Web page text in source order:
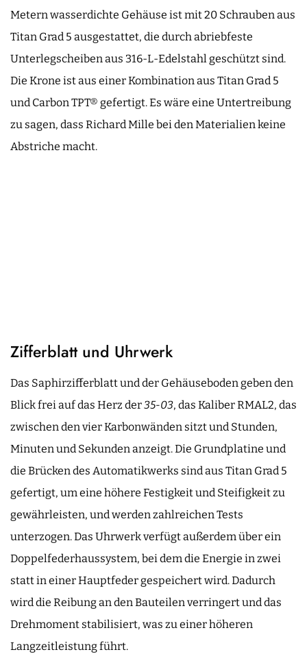
Metern wasserdichte Gehäuse ist mit 20 Schrauben aus
Titan Grad 5 ausgestattet, die durch abriebfeste
Unterlegscheiben aus 316-L-Edelstahl geschützt sind.
Die Krone ist aus einer Kombination aus Titan Grad 5
und Carbon TPT® gefertigt. Es wäre eine Untertreibung
zu sagen, dass Richard Mille bei den Materialien keine
Abstriche macht.
Zifferblatt und Uhrwerk
Das Saphirzifferblatt und der Gehäuseboden geben den
Blick frei auf das Herz der35-03, das Kaliber RMAL2, das
zwischen den vier Karbonwänden sitzt und Stunden,
Minuten und Sekunden anzeigt. Die Grundplatine und
die Brücken des Automatikwerks sind aus Titan Grad 5
gefertigt, um eine höhere Festigkeit und Steifigkeit zu
gewährleisten, und werden zahlreichen Tests
unterzogen. Das Uhrwerk verfügt außerdem über ein
Doppelfederhaussystem, bei dem die Energie in zwei
statt in einer Hauptfeder gespeichert wird. Dadurch
wird die Reibung an den Bauteilen verringert und das
Drehmoment stabilisiert, was zu einer höheren
Langzeitleistung führt.